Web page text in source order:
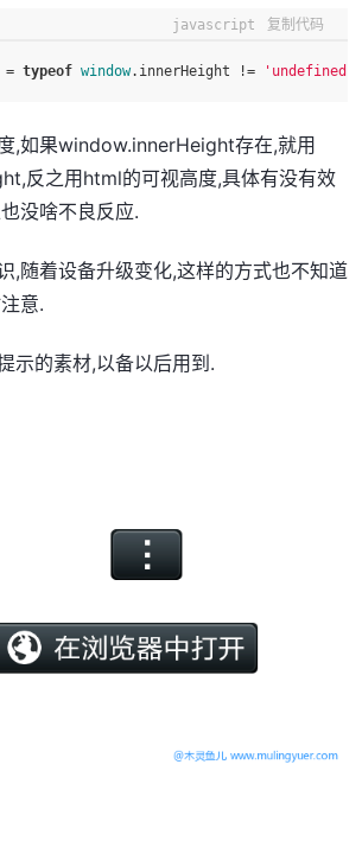
javascript 复制代码
= typeof window. innerHeight != 'undefined'
,如果window.innerHeight存在,就用
反之用html的可视高度,具体有没有效
没啥不良反应.
,随着设备升级变化,这样的方式也不知道
意.
示的素材,以备以后用到.